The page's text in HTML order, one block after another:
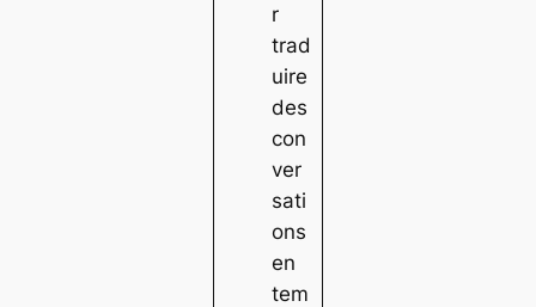
r
trad
uire
des
con
ver
sati
ons
en
tem